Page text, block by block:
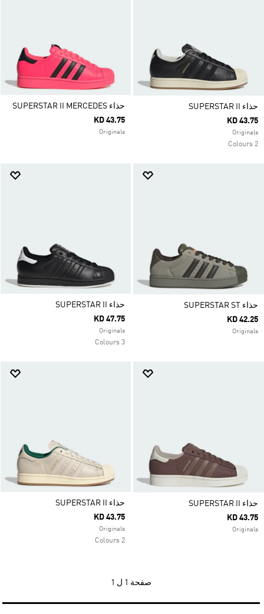
حذاء SUPERSTAR II
KD 43.75
Originals
2 Colours
حذاء SUPERSTAR II MERCEDES
KD 43.75
Originals
حذاء SUPERSTAR ST
KD 42.25
Originals
حذاء SUPERSTAR II
KD 47.75
Originals
3 Colours
حذاء SUPERSTAR II
KD 43.75
Originals
حذاء SUPERSTAR II
KD 43.75
Originals
2 Colours
صفحة 1 ل 1